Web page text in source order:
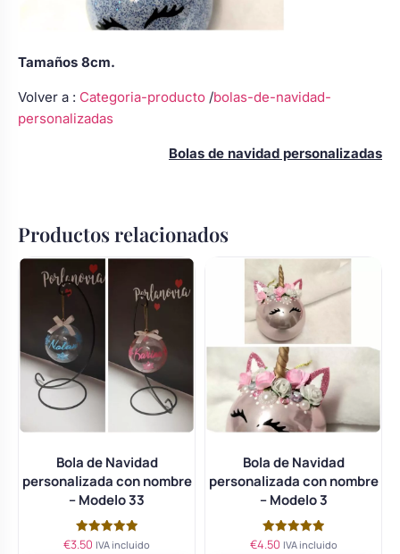
Tamaños 8cm.
Volver a : Categoria-producto /bolas-de-navidad-
personalizadas
Bolas de navidad personalizadas
Productos relacionados
Bola de Navidad
personalizada con nombre
– Modelo 33
Valorado
€3.50 IVA incluido
Bola de Navidad
personalizada con nombre
– Modelo 3
Valorado
€4.50 IVA incluido